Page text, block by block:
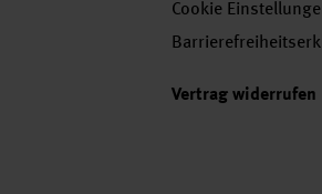
Cookie
Vertrag widerrufen